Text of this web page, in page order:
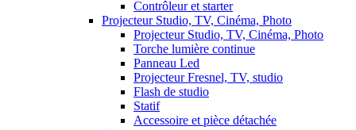
Contrôleur et starter
Projecteur Studio, TV, Cinéma, Photo
Projecteur Studio, TV, Cinéma, Photo
Torche lumière continue
Panneau Led
Projecteur Fresnel, TV, studio
Flash de studio
Statif
Accessoire et pièce détachée